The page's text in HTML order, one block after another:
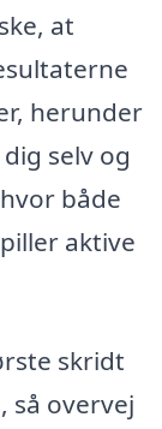
at
herunder
selv og
både
aktive
skridt
så overvej